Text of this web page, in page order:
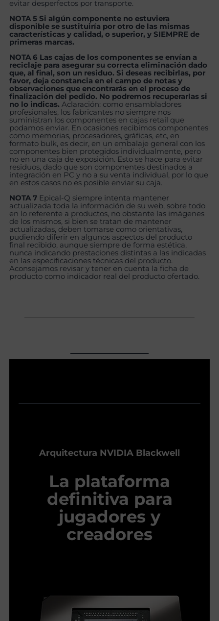
evitar desperfectos por transporte.
NOTA 5 Si algún componente no estuviera
disponible se sustituiría por otro de las mismas
características y calidad, o superior, y SIEMPRE de
primeras marcas.
NOTA 6 Las cajas de los componentes se envían a
reciclaje para asegurar su correcta eliminación dado
que, al final, son un residuo. Si deseas recibirlas, por
favor, deja constancia en el campo de notas y
observaciones que encontrarás en el proceso de
finalización del pedido. No podremos recuperarlas si
no lo indicas. Aclaración: como ensambladores
profesionales, los fabricantes no siempre nos
suministran los componentes en cajas retail que
podamos enviar. En ocasiones recibimos componentes
como memorias, procesadores, gráficas, etc, en
formato bulk, es decir, en un embalaje general con los
componentes bien protegidos individualmente, pero
no en una caja de exposición. Esto se hace para evitar
residuos, dado que son componentes destinados a
integración en PC y no a su venta individual, por lo que
en estos casos no es posible enviar su caja.
NOTA 7 Epical-Q siempre intenta mantener
actualizada toda la información de su web, sobre todo
en lo referente a productos, no obstante las imágenes
de los mismos, si bien se tratan de mantener
actualizadas, deben tomarse como orientativas,
pudiendo diferir en algunos aspectos del producto
final recibido, aunque siempre de forma estética,
nunca indicando prestaciones distintas a las indicadas
en las especificaciones técnicas del producto.
Aconsejamos revisar y tener en cuenta la ficha de
producto como indicador real del producto ofertado.
Arquitectura NVIDIA Blackwell
La plataforma
definitiva para
jugadores y
creadores